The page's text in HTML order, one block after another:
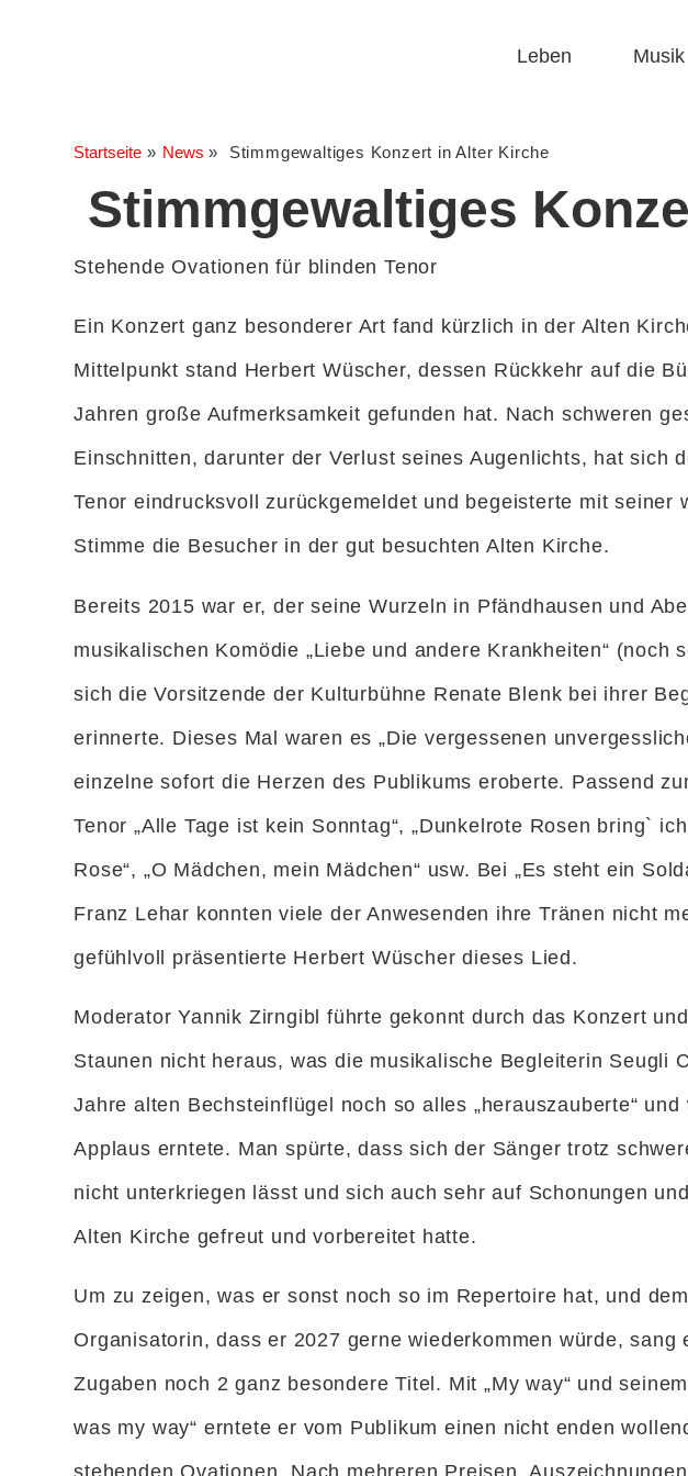
Leben Musik
Startseite » News » Stimmgewaltiges Konzert in Alter Kirche
Stimmgewaltiges
Stehende Ovationen für blinden Tenor
Ein Konzert ganz besonderer Art fand kürzlich in der Alten
Mittelpunkt stand Herbert Wüscher, dessen Rückkehr auf die
Jahren große Aufmerksamkeit gefunden hat. Nach schweren
Einschnitten, darunter der Verlust seines Augenlichts, hat sich
Tenor eindrucksvoll zurückgemeldet und begeisterte mit seiner
Stimme die Besucher in der gut besuchten Alten Kirche.
Bereits 2015 war er, der seine Wurzeln in Pfändhausen und
musikalischen Komödie „Liebe und andere Krankheiten“ (noch
sich die Vorsitzende der Kulturbühne Renate Blenk bei ihrer
erinnerte. Dieses Mal waren es „Die vergessenen
einzelne sofort die Herzen des Publikums eroberte. Passend
Tenor „Alle Tage ist kein Sonntag“, „Dunkelrote Rosen bring`
Rose“, „O Mädchen, mein Mädchen“ usw. Bei „Es steht ein
Franz Lehar konnten viele der Anwesenden ihre Tränen nicht
gefühlvoll präsentierte Herbert Wüscher dieses Lied.
Moderator Yannik Zirngibl führte gekonnt durch das Konzert
Staunen nicht heraus, was die musikalische Begleiterin Seugli
Jahre alten Bechsteinflügel noch so alles „herauszauberte“
Applaus erntete. Man spürte, dass sich der Sänger trotz
nicht unterkriegen lässt und sich auch sehr auf Schonungen
Alten Kirche gefreut und vorbereitet hatte.
Um zu zeigen, was er sonst noch so im Repertoire hat, und
Organisatorin, dass er 2027 gerne wiederkommen würde, sang
Zugaben noch 2 ganz besondere Titel. Mit „My way“ und
was my way“ erntete er vom Publikum einen nicht enden